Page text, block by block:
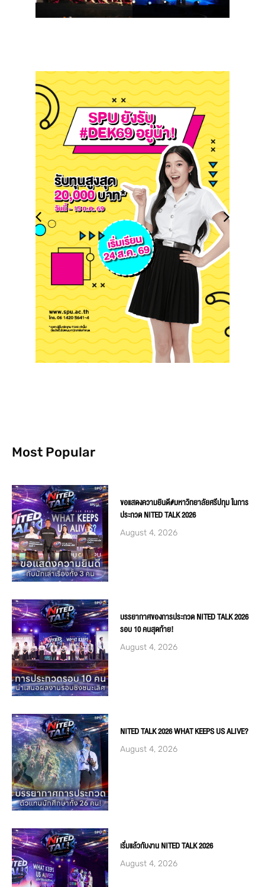
Most Popular
ขอแสดงความยินดี#มหาวิทยาลัยศรีปทุม ในการ
ประกวด NITED TALK 2026
August 4, 2026
บรรยากาศของการประกวด NITED TALK 2026
รอบ 10 คนสุดท้าย!
August 4, 2026
NITED TALK 2026 WHAT KEEPS US ALIVE?
August 4, 2026
เริ่มแล้วกับงาน NITED TALK 2026
August 4, 2026